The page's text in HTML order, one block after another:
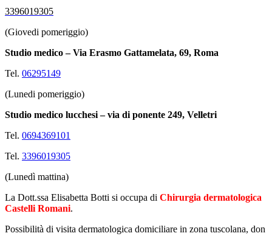
3396019305
(Giovedi pomeriggio)
Studio medico –Via Erasmo Gattamelata, 69, Roma
Tel. 06295149
(Lunedi pomeriggio)
Studio medico lucchesi –via di ponente 249, Velletri
Tel. 0694369101
Tel. 3396019305
(Lunedì mattina)
La Dott.ssa Elisabetta Botti si occupa di Chirurgia dermatologica
Castelli Romani.
Possibilità di visita dermatologica domiciliare in zona tuscolana, don